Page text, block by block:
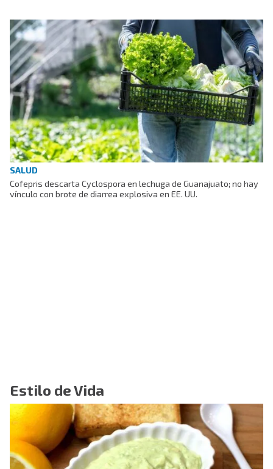
SALUD
Cofepris descarta Cyclospora en lechuga de Guanajuato; no hay
vínculo con brote de diarrea explosiva en EE. UU.
Estilo de Vida